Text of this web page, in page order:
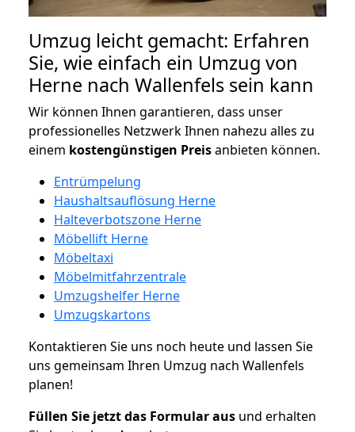
Umzug leicht gemacht: Erfahren
Sie, wie einfach ein Umzug von
Herne nach Wallenfels sein kann
Wir können Ihnen garantieren, dass unser
professionelles Netzwerk Ihnen nahezu alles zu
einem kostengünstigen Preisanbieten können.
Entrümpelung
Haushaltsauflösung Herne
Halteverbotszone Herne
Möbellift Herne
Möbeltaxi
Möbelmitfahrzentrale
Umzugshelfer Herne
Umzugskartons
Kontaktieren Sie uns noch heute und lassen Sie
uns gemeinsam Ihren Umzug nach Wallenfels
planen!
Füllen Sie jetzt das Formular aus und erhalten